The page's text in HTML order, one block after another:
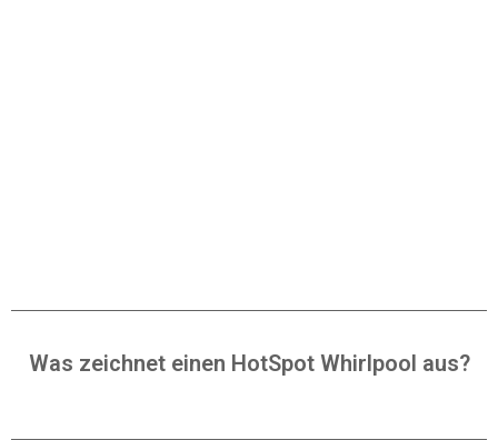
Was zeichnet einen HotSpot Whirlpool aus?